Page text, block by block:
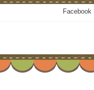
Facebook